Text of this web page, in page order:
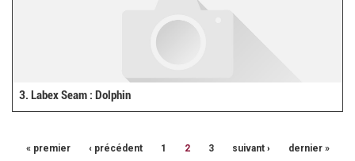
3. Labex Seam : Dolphin
« premier ‹ précédent 1 2 3 suivant › dernier »